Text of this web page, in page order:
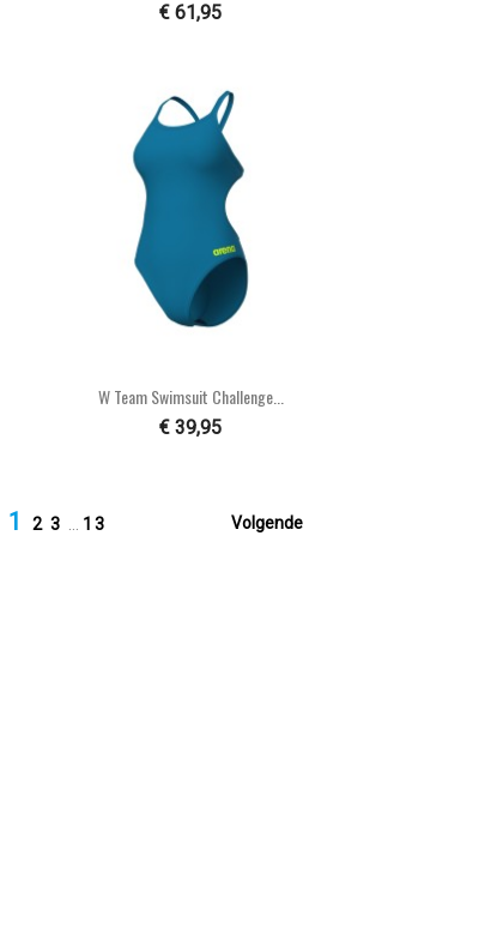
€ 61,95
Snel bekijken
W Team Swimsuit Challenge...
€ 39,95
1 2 3 … 13 Volgende